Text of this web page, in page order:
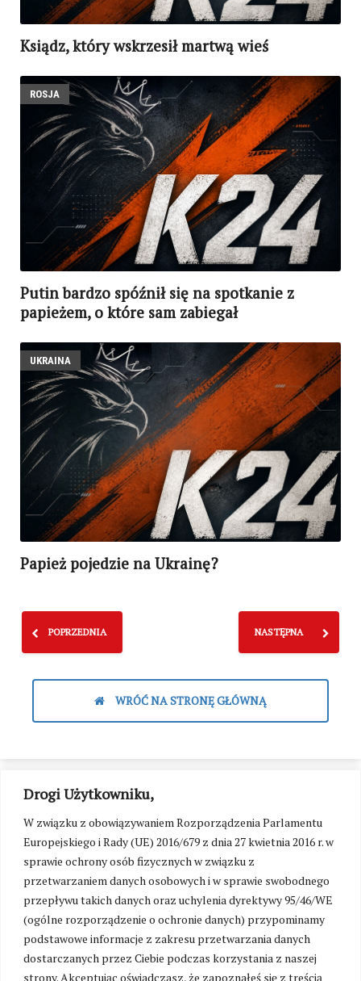
Drogi Użytkowniku,
W związku z obowiązywaniem Rozporządzenia Parlamentu
Europejskiego i Rady (UE) 2016/679 z dnia 27 kwietnia 2016 r. w
sprawie ochrony osób fizycznych w związku z
przetwarzaniem danych osobowych i w sprawie swobodnego
przepływu takich danych oraz uchylenia dyrektywy 95/46/WE
(ogólne rozporządzenie o ochronie danych) przypominamy
podstawowe informacje z zakresu przetwarzania danych
dostarczanych przez Ciebie podczas korzystania z naszej
strony. Akceptując oświadczasz, że zapoznałeś się z treścią
Ksiądz, który wskrzesił martwą wieś
ROSJA
Putin bardzo spóźnił się na spotkanie z
papieżem, o które sam zabiegał
UKRAINA
Papież pojedzie na Ukrainę?
NASTĘPNA
POPRZEDNIA
WRÓĆ NA STRONĘ GŁÓWNĄ